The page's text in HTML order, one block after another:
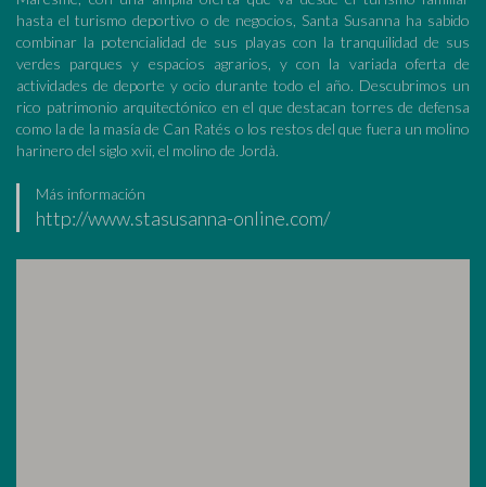
hasta el turismo deportivo o de negocios, Santa Susanna ha sabido
combinar la potencialidad de sus playas con la tranquilidad de sus
verdes parques y espacios agrarios, y con la variada oferta de
actividades de deporte y ocio durante todo el año. Descubrimos un
rico patrimonio arquitectónico en el que destacan torres de defensa
como la de la masía de Can Ratés o los restos del que fuera un molino
harinero del siglo xvii, el molino de Jordà.
Más información
http://www.stasusanna-online.com/